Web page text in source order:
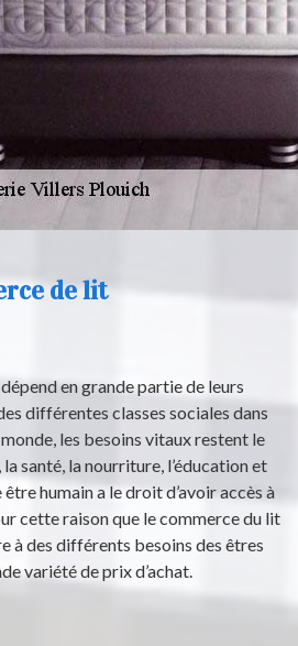
de lit
en grande partie de leurs
différentes classes sociales dans
les besoins vitaux restent le
santé, la nourriture, l’éducation et
humain a le droit d’avoir accès à
cette raison que le commerce du lit
à des différents besoins des êtres
variété de prix d’achat.